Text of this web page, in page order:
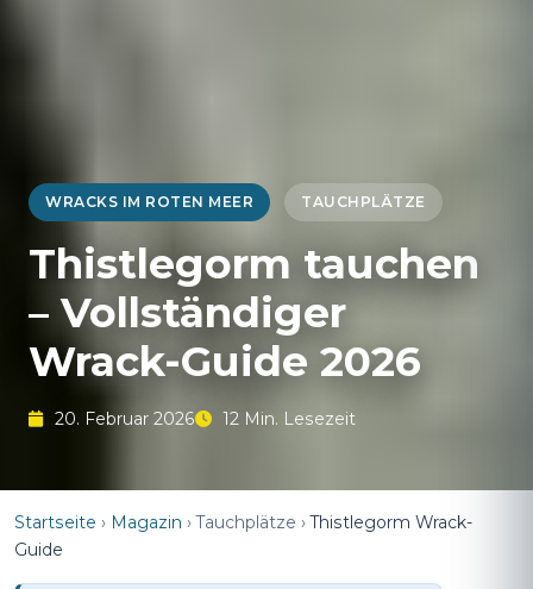
WRACKS IM ROTEN MEER TAUCHPLÄTZE
Thistlegorm tauchen
– Vollständiger
Wrack-Guide 2026
20. Februar 2026 12 Min. Lesezeit
Startseite › Magazin › Tauchplätze › Thistlegorm Wrack-
Guide